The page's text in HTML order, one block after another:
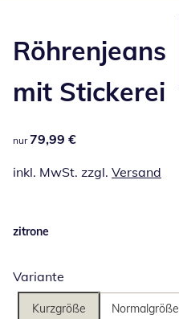
Röhrenjeans
mit Stickerei
79,99 €
nur 79,99 €
inkl. MwSt. zzgl. Versand
zitrone
Variante
Kurzgröße Normalgröße